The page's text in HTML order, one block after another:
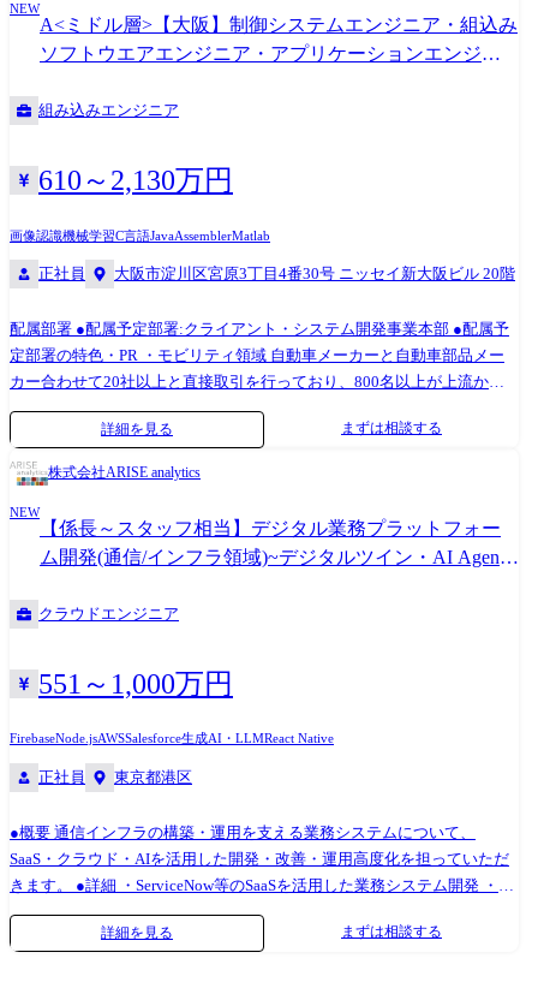
受託したIBMホストシステムに関わる以下の業務をご担当頂きます。 基
本的に内製開発をしているため、システム実装レベルでのスキルを発揮
し開発をリードしていただきます。 ・ハードウェア、z/OS及び関連ソフ
ージ・ソフトウェアの企画・開発・保守・管理 ・外部センター(統合
管理 ・オンライン連携基盤システムに関する企画・開発・保守・管理 ・
ホスト運用システムに関する企画・開発・保守・管理 (変更の範囲) 会社
きます。 【配属想定部署】 エンタープライズコンピューティング本部
ン部、 コアバンキングインフラ部のいずれか) 【配属想定部署の人員
構成】 当社社員およびベンダー各社から常駐いただいているエンジニア
を合わせて120名以上の組織です。 【おもな関係者】 ベンダー各社・外
部団体に加え、社内各部署、三菱UFJ銀行をはじめとするグループ企業等
と広く関わります。 トップ・マネジメントから個々のチームメンバーま
で幅広く関わっていただく機会があります。 【想定担当案件(例)】 次世
代勘定系システムの構築、ハードウェア(CPU,DISK,仮想テープ装置等)の
更改、ソフトウェアレベルアップ、開発・保守のモダナイゼーション等
NEW
A<ミドル層>【大阪】制御システムエンジニア・組込み
ソフトウエアエンジニア・アプリケーションエンジニ
組み込みエンジニア
610～2,130万円
画像認識機械学習C言語JavaAssemblerMatlab
正社員 大阪市淀川区宮原3丁目4番30号 ニッセイ新大阪ビル 20階
配属部署 ●配属予定部署:クライアント・システム開発事業本部 ●配属予
定部署の特色・PR ・モビリティ領域 自動車メーカーと自動車部品メー
カー合わせて20社以上と直接取引を行っており、800名以上が上流から
先進的な技術を必要とする開発まで幅広く携わっています。 具体的に
は、車載IVI、AD/ADAS、電動化、コネクティッドカー等の実現に必要な
システムにおける、上流設計から評価まで、一貫して実施しており、業
務知識、開発プロセス、設計手法、言語知識など、知識・経験の幅を広
げることが可能です。 ・その他製造業領域 OA機器、カメラ、医療機
器、FA装置などさまざまな組込製品の開発を行うと共に、社会インフラ
や防衛・宇宙といった領域のシステム開発、組込機器をエッジとして
して更に広い領域のソフトウェア開発を行っており、技術や知識の幅を
ら実装・試験の下流工程までこなせるSEクラスや元気のある若手メンバ
ーが多く在籍しております。 作業場所は持ち帰り(弊社社内)が中心です
よるサポートに加え、各種研修やカリキュラムを通じて習得し、活躍し
各チームでAIエージェント、AI駆動開発を取り入れた開発効率化にも積
極的に取り組んでいます。 ●主要なお客様先 自動車/家電/医療機器/社会
インフラ/産業機器など、幅広い業界のお客様の案件に参画いただきま
す。 ●案件例 <ADAS関連ECU開発> 【担当工程】要件定義～システムテ
スト 【規模】100名(機能チームは10名前後) 【期間】1年 【開発言語】C
詳細を見る まずは相談する
株式会社ARISE analytics
NEW
【係長～スタッフ相当】デジタル業務プラットフォー
ム開発(通信/インフラ領域)~デジタルツイン・AI Agent
クラウドエンジニア
551～1,000万円
FirebaseNode.jsAWSSalesforce生成AI・LLMReact Native
正社員 東京都港区
●概要 通信インフラの構築・運用を支える業務システムについて、
SaaS・クラウド・AIを活用した開発・改善・運用高度化を担っていただ
きます。 ●詳細 ・ServiceNow等のSaaSを活用した業務システム開発 ・AI
Agentを活用した申請、設計、運用、問い合わせ対応などの業務効率化
・既存システムのクラウド移行、データ連携、API設計、運用改善 ・
詳細を見る まずは相談する